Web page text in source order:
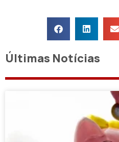
Últimas Notícias